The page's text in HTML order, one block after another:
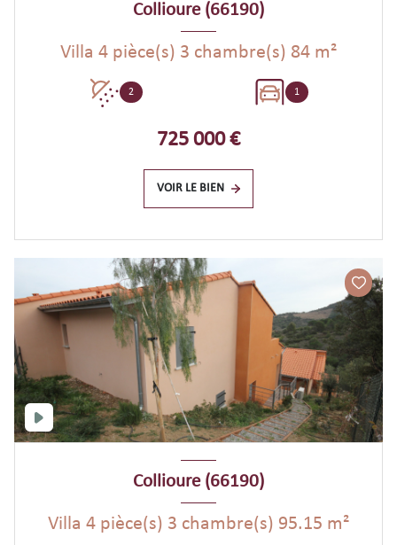
Collioure (66190)
Villa 4 pièce(s) 3 chambre(s) 84 m²
2 1
725 000 €
VOIR LE BIEN
Collioure (66190)
Villa 4 pièce(s) 3 chambre(s) 95.15 m²